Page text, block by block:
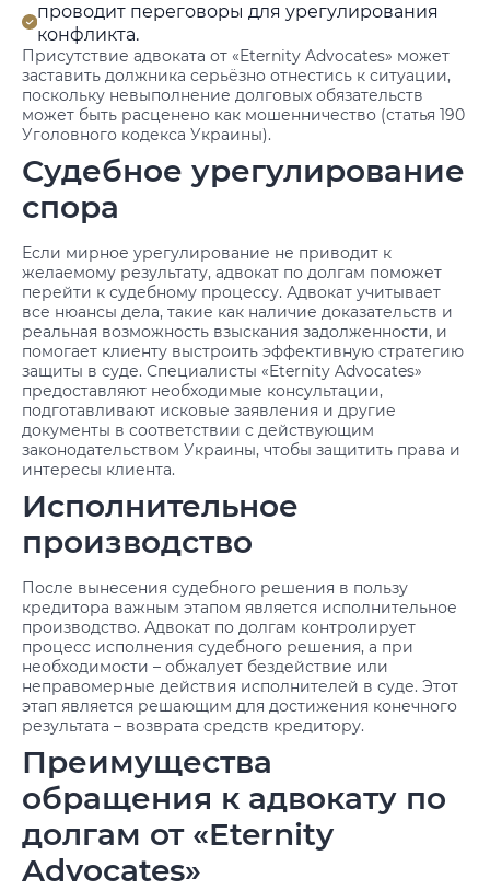
проводит переговоры для урегулирования
конфликта.
Присутствие адвоката от «Eternity Advocates» может
заставить должника серьёзно отнестись к ситуации,
поскольку невыполнение долговых обязательств
может быть расценено как мошенничество (статья 190
Уголовного кодекса Украины).
Судебное урегулирование
спора
Если мирное урегулирование не приводит к
желаемому результату, адвокат по долгам поможет
перейти к судебному процессу. Адвокат учитывает
все нюансы дела, такие как наличие доказательств и
реальная возможность взыскания задолженности, и
помогает клиенту выстроить эффективную стратегию
защиты в суде. Специалисты «Eternity Advocates»
предоставляют необходимые консультации,
подготавливают исковые заявления и другие
документы в соответствии с действующим
законодательством Украины, чтобы защитить права и
интересы клиента.
Исполнительное
производство
После вынесения судебного решения в пользу
кредитора важным этапом является исполнительное
производство. Адвокат по долгам контролирует
процесс исполнения судебного решения, а при
необходимости – обжалует бездействие или
неправомерные действия исполнителей в суде. Этот
этап является решающим для достижения конечного
результата – возврата средств кредитору.
Преимущества
обращения к адвокату по
долгам от «Eternity
Advocates»